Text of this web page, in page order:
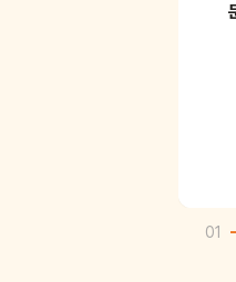
01